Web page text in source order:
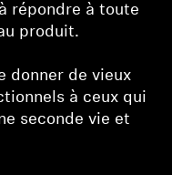
répondre à toute
produit.
donner de vieux
à ceux qui
seconde vie et